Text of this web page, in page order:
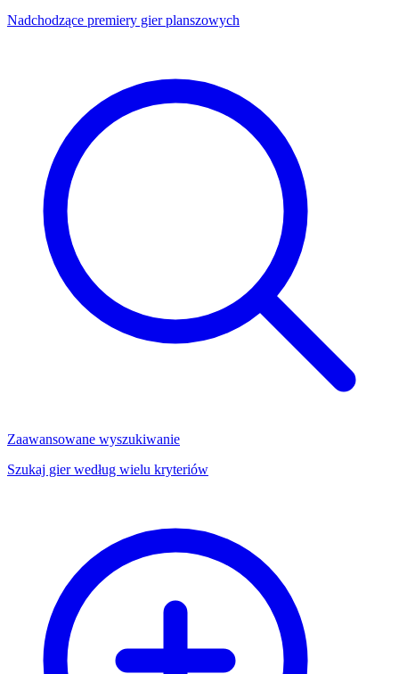
Nadchodzące premiery gier planszowych
Zaawansowane wyszukiwanie
Szukaj gier według wielu kryteriów